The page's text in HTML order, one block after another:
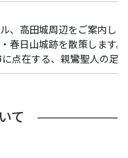
、高田城周辺をご案内し
春日山城跡を散策します
点在する、親鸞聖人の足
て